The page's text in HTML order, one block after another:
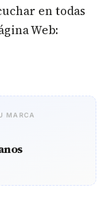
en todas
Web:
MARCA